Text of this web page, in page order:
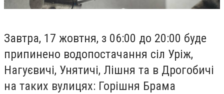
Завтра, 17 жовтня, з 06:00 до 20:00 буде
припинено водопостачання сіл Уріж,
Нагуєвичі, Унятичі, Лішня та в Дрогобичі
на таких вулицях: Горішня Брама